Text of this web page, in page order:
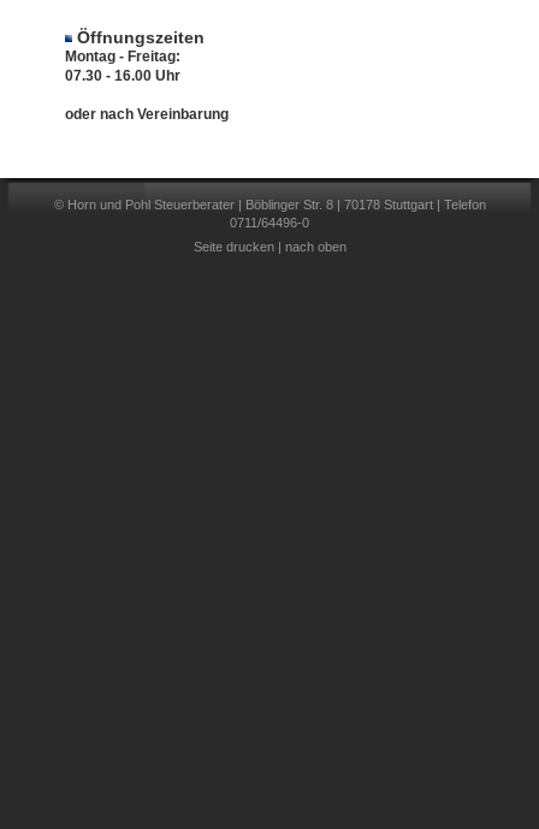
Öffnungszeiten
Montag - Freitag:
07.30 - 16.00 Uhr
oder nach Vereinbarung
© Horn und Pohl Steuerberater | Böblinger Str. 8 | 70178 Stuttgart | Telefon
0711/64496-0
Seite drucken| nach oben